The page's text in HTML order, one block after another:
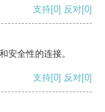
支持[0] 反对[0]
安全性的连接。
支持[0] 反对[0]